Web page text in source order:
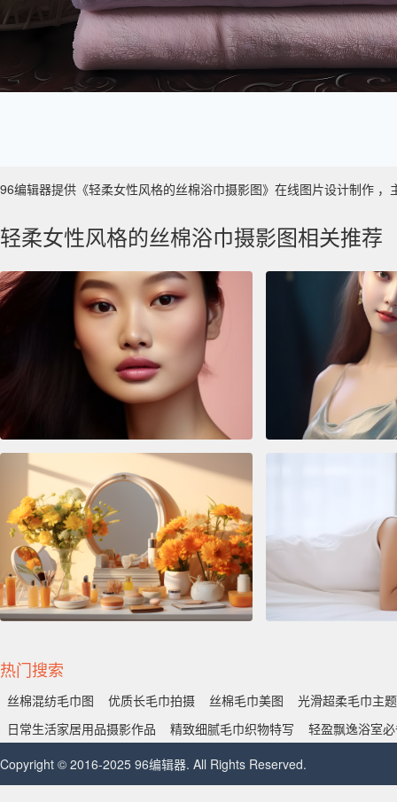
96编辑器提供《轻柔女性风格的丝棉浴巾摄影图》在线图片设计制作
轻柔女性风格的丝棉浴巾摄影图相关推荐
热门搜索
丝棉混纺毛巾图 优质长毛巾拍摄 丝棉毛巾美图
光滑超柔毛巾主题
日常生活家居用品摄影作品
精致细腻毛巾织物特写
轻盈飘逸浴室
Copyright © 2016-2025 96编辑器. All Rights Reserved.